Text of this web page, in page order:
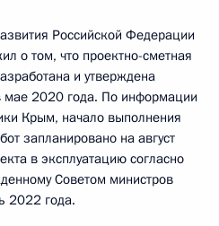
Российской Федерации
о том, что проектно-сметная
и утверждена
мае 2020 года. По информации
Крым, начало выполнения
запланировано на август
в эксплуатацию согласно
Советом министров
2022 года.